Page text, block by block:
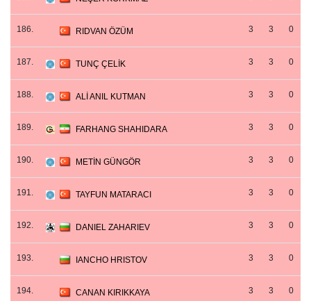
186. RIDVAN ÖZÜM 3 3 0
187. TUNÇ ÇELİK 3 3 0
188. ALİ ANIL KUTMAN 3 3 0
189. FARHANG SHAHIDARA 3 3 0
190. METİN GÜNGÖR 3 3 0
191. TAYFUN MATARACI 3 3 0
192. DANIEL ZAHARIEV 3 3 0
193. IANCHO HRISTOV 3 3 0
194. CANAN KIRIKKAYA 3 3 0